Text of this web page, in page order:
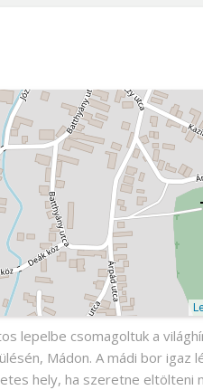
lepelbe csomagoltuk a
Mádon. A mádi bor igaz
hely, ha szeretne eltölteni